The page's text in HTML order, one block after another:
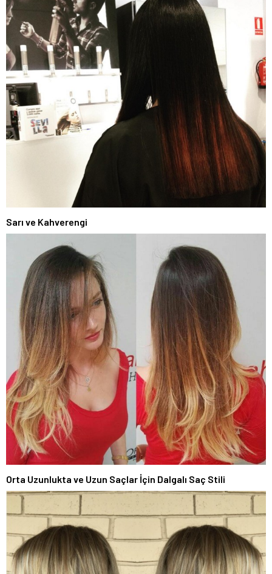
Sarı ve Kahverengi
Orta Uzunlukta ve Uzun Saçlar İçin Dalgalı Saç Stili